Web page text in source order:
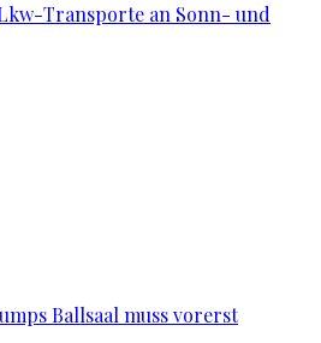
Transporte an Sonn- und
Ballsaal muss vorerst